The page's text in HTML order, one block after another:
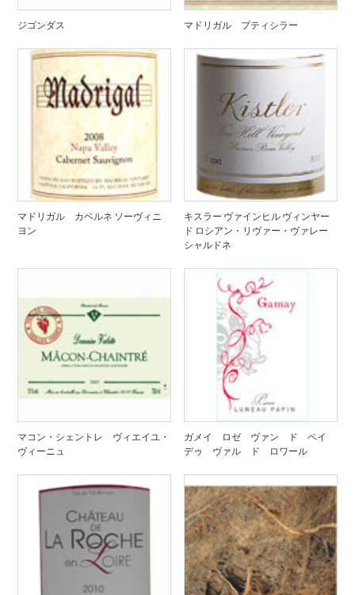
ジゴンダス マドリガル プティシラー
マドリガル カベルネ ソーヴィニ
ヨン
キスラー ヴァインヒル ヴィンヤー
ド ロシアン・リヴァー・ヴァレー
シャルドネ
マコン・シェントレ ヴィエイユ・
ヴィーニュ
ガメイ ロゼ ヴァン ド ペイ
デゥ ヴァル ド ロワール